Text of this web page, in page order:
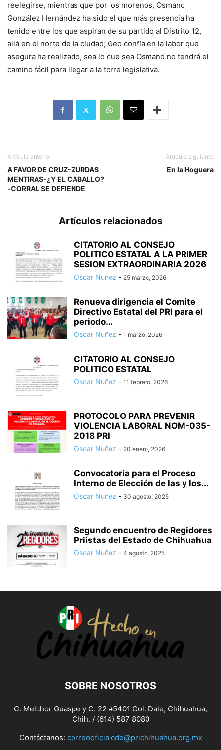
reelegirse, mientras que por los morenos, Osmand
González Hernández ha sido el que más presencia ha
tenido entre los que aspiran de su partido al Distrito 12,
allá en el norte de la ciudad; Geo confía en la labor que
asegura ha realizado, sea lo que sea Osmand no tendrá el
camino fácil para llegar a la torre legislativa.
Artículo anterior
A FAVOR DE CRUZ-ZURDAS
MENTIRAS-¿Y EL CABALLO?
-CORRAL SE DEFIENDE
Artículo siguiente
En la Hoguera
Artículos relacionados
CITATORIO AL CONSEJO
POLITICO ESTATAL A LA PRIMER
SESION EXTRAORDINARIA 2026
Oscar Nuñez - 25 marzo, 2026
Renueva dirigencia el Comite
Directivo Estatal del PRI para el
periodo...
Oscar Nuñez - 1 marzo, 2026
CITATORIO AL CONSEJO
POLITICO ESTATAL
Oscar Nuñez - 11 febrero, 2026
PROTOCOLO PARA PREVENIR
VIOLENCIA LABORAL NOM-035-
2018 PRI
Oscar Nuñez - 20 enero, 2026
Convocatoria para el Proceso
Interno de Elección de las y los...
Oscar Nuñez - 30 agosto, 2025
Segundo encuentro de Regidores
Priístas del Estado de Chihuahua
Oscar Nuñez - 4 agosto, 2025
SOBRE NOSOTROS
C. Melchor Guaspe y C. 22 #5401 Col. Dale, Chihuahua,
Chih. / (614) 587 8080
Contáctanos: correooficialcde@prichihuahua.org.mx